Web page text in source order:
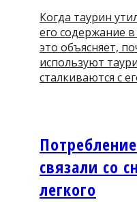
Когда таурин
его содержание
это объясняет,
используют
сталкиваются с
связали со
легкого